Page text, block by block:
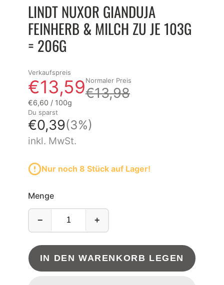
LINDT NUXOR GIANDUJA
FEINHERB & MILCH ZU JE 103G
= 206G
Verkaufspreis
€13,59
Grundpreis
€6,60 / pro
100g
Normaler Preis
€13,98
Du sparst
€0,39(3%)
inkl. MwSt.
Nur noch 8 Stück auf Lager!
Menge
− +
IN DEN WARENKORB LEGEN